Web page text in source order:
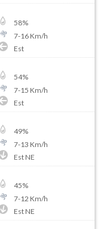
58%
7-16Km/h
Est
54%
7-15 Km/h
Est
49%
7-13 Km/h
Est NE
45%
7-12 Km/h
Est NE